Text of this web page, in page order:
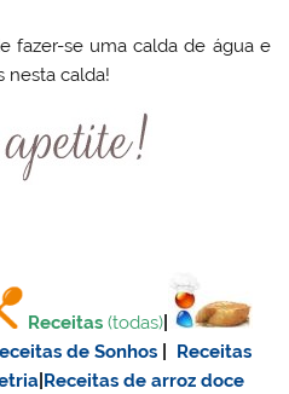
fazer-se uma calda de água e
nesta calda!
Receitas (todas)
de Sonhos
Receitas
Receitas dearroz doce